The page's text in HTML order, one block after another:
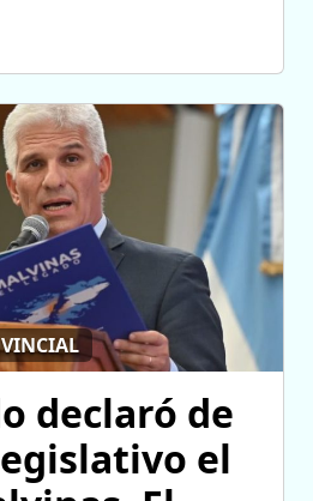
declaró de
el